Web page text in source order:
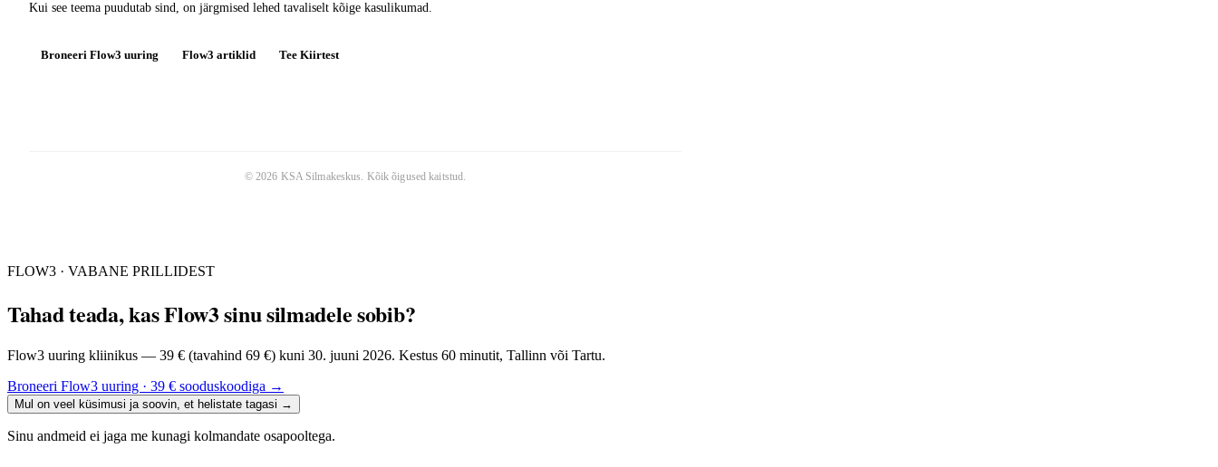
Kui see teema puudutab sind, on järgmised lehed tavaliselt kõige kasulikumad.
Broneeri Flow3 uuring Flow3 artiklid Tee Kiirtest
© 2026 KSA Silmakeskus. Kõik õigused kaitstud.
FLOW3 · VABANE PRILLIDEST
Tahad teada, kas Flow3 sinu silmadele sobib?
Flow3 uuring kliinikus — 39 € (tavahind 69 €) kuni 30. juuni 2026. Kestus 60 minutit, Tallinn või Tartu.
Broneeri Flow3 uuring · 39 € sooduskoodiga →
Mul on veel küsimusi ja soovin, et helistate tagasi →
Sinu andmeid ei jaga me kunagi kolmandate osapooltega.